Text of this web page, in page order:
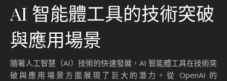
AI 智能體工具的技術突破
與應用場景
隨著人工智慧（AI）技術的快速發展，AI 智能體工具在技術突
破與應用場景方面展現了巨大的潛力。從 OpenAI 的